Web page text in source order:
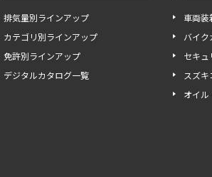
排気量別ラインアップ
カテゴリ別ラインアップ
免許別ラインアップ
デジタルカタログ一覧
車両装
バイク
セキュ
スズ
オイル